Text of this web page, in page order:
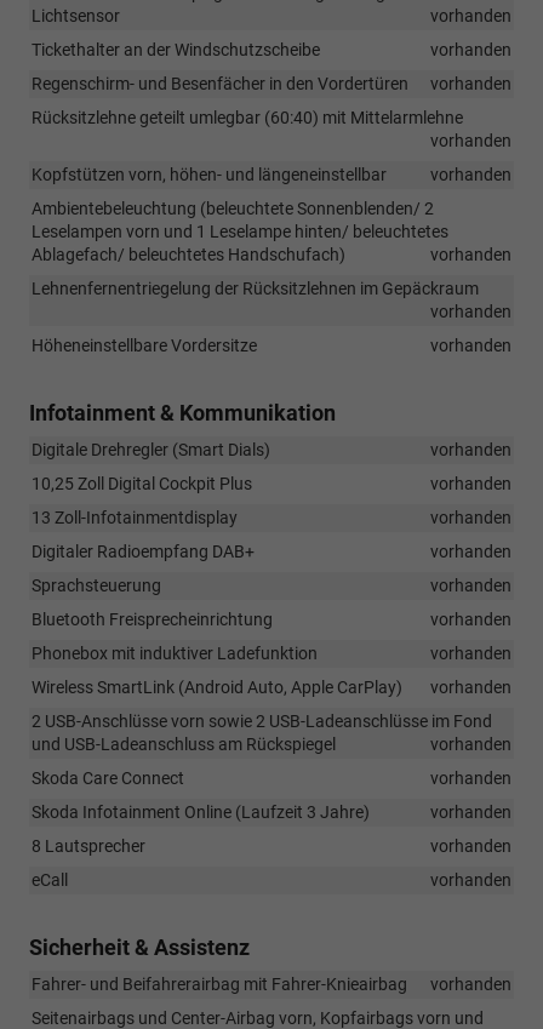
Lichtsensor
vorhanden
Tickethalter an der Windschutzscheibe
vorhanden
Regenschirm- und Besenfächer in den Vordertüren
vorhanden
Rücksitzlehne geteilt umlegbar (60:40) mit Mittelarmlehne
vorhanden
Kopfstützen vorn, höhen- und längeneinstellbar
vorhanden
Ambientebeleuchtung (beleuchtete Sonnenblenden/ 2
Leselampen vorn und 1 Leselampe hinten/ beleuchtetes
Ablagefach/ beleuchtetes Handschufach)
vorhanden
Lehnenfernentriegelung der Rücksitzlehnen im Gepäckraum
vorhanden
Höheneinstellbare Vordersitze
vorhanden
Infotainment & Kommunikation
Digitale Drehregler (Smart Dials)
vorhanden
10,25 Zoll Digital Cockpit Plus
vorhanden
13 Zoll-Infotainmentdisplay
vorhanden
Digitaler Radioempfang DAB+
vorhanden
Sprachsteuerung
vorhanden
Bluetooth Freisprecheinrichtung
vorhanden
Phonebox mit induktiver Ladefunktion
vorhanden
Wireless SmartLink (Android Auto, Apple CarPlay)
vorhanden
2 USB-Anschlüsse vorn sowie 2 USB-Ladeanschlüsse im Fond
und USB-Ladeanschluss am Rückspiegel
vorhanden
Skoda Care Connect
vorhanden
Skoda Infotainment Online (Laufzeit 3 Jahre)
vorhanden
8 Lautsprecher
vorhanden
eCall
vorhanden
Sicherheit & Assistenz
Fahrer- und Beifahrerairbag mit Fahrer-Knieairbag
vorhanden
Seitenairbags und Center-Airbag vorn, Kopfairbags vorn und